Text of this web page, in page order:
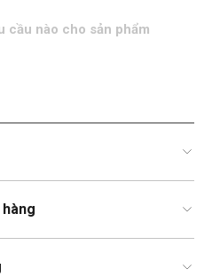
cầu nào cho sản phẩm